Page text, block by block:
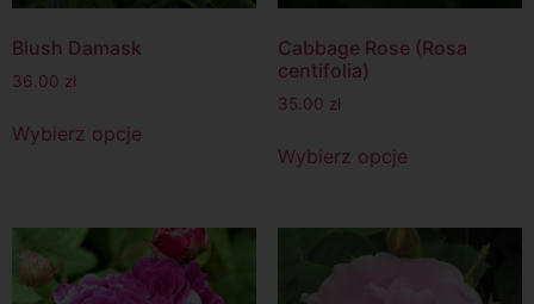
Blush Damask
36.00 zł
Wybierz opcje
Cabbage Rose (Rosa
centifolia)
35.00 zł
Wybierz opcje